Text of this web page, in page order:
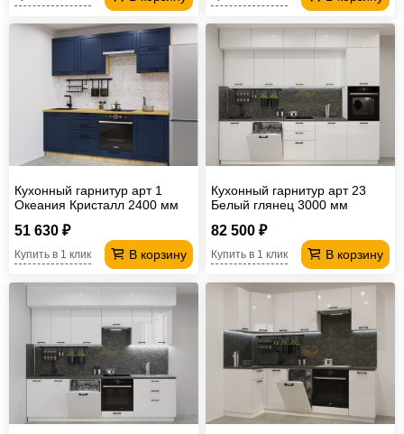
Кухонный гарнитур арт 1
Океания Кристалл 2400 мм
51 630 ₽
В корзину
Купить в 1 клик
Кухонный гарнитур арт 23
Белый глянец 3000 мм
82 500 ₽
В корзину
Купить в 1 клик